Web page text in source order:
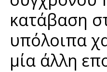
κατάβαση
υπόλοιπα
μία άλλη